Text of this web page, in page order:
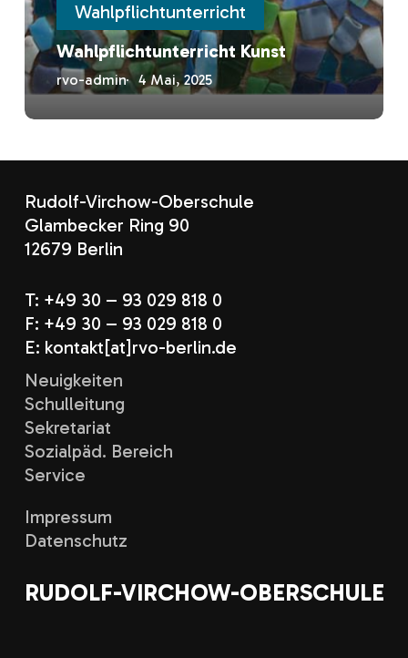
Wahlpflichtunterricht
Wahlpflichtunterricht Kunst
rvo-admin 4 Mai, 2025
Rudolf-Virchow-Oberschule
Glambecker Ring 90
12679 Berlin
T: +49 30 – 93 029 818 0
F: +49 30 – 93 029 818 0
E: kontakt[at]rvo-berlin.de
Neuigkeiten
Schulleitung
Sekretariat
Sozialpäd. Bereich
Service
Impressum
Datenschutz
RUDOLF-VIRCHOW-OBERSCHULE